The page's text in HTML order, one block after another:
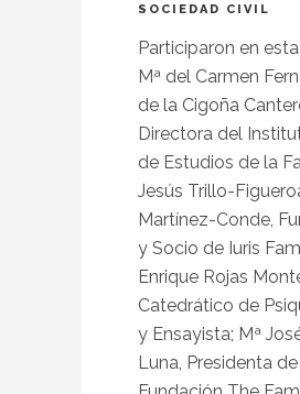
SOCIEDAD CIVIL
Participaron en
Mª del Carmen
de la Cigoña
Directora del
de Estudios de la
Jesús Trillo-
Martínez-Conde,
y Socio de Iuris
Enrique Rojas
Catedrático de
y Ensayista; Mª
Luna, Presidenta